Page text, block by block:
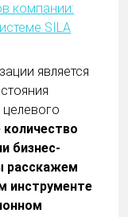
компании:
SILA
является
бизнес-
расскажем
инструменте